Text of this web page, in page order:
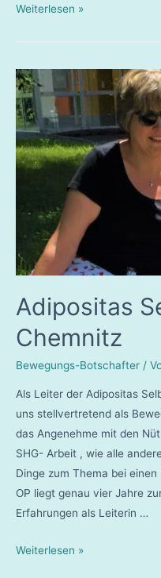
Gabriele
Weiterlesen »
Adipositas
Chemnitz
Bewegungs-Botschafter /
Als Leiter der Adipositas
uns stellvertretend als
das Angenehme mit den
SHG- Arbeit , wie alle
Dinge zum Thema bei
OP liegt genau vier Jahre
Erfahrungen als Leiterin …
Adipositas
Weiterlesen »